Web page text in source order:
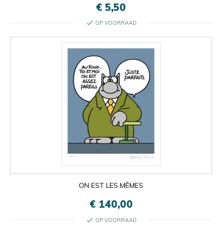
€ 5,50
check OP VOORRAAD
ON EST LES MÊMES
€ 140,00
check OP VOORRAAD